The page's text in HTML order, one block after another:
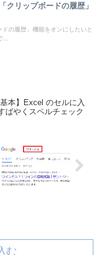
クリップボードの履歴」
の履歴」機能をオンにしたいと
本】Excel のセルに入
ばやくスペルチェック
む